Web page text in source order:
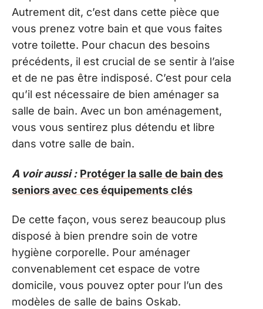
Autrement dit, c’est dans cette pièce que
vous prenez votre bain et que vous faites
votre toilette. Pour chacun des besoins
précédents, il est crucial de se sentir à l’aise
et de ne pas être indisposé. C’est pour cela
qu’il est nécessaire de bien aménager sa
salle de bain. Avec un bon aménagement,
vous vous sentirez plus détendu et libre
dans votre salle de bain.
A voir aussi : Protéger la salle de bain des
seniors avec ces équipements clés
De cette façon, vous serez beaucoup plus
disposé à bien prendre soin de votre
hygiène corporelle. Pour aménager
convenablement cet espace de votre
domicile, vous pouvez opter pour l’un des
modèles de salle de bains Oskab.